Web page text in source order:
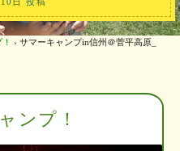
› サマーキャンプin信州＠菅平高原_
ンプ！